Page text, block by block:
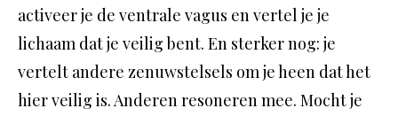
activeer je de ventrale vagus en vertel je je
lichaam dat je veilig bent. En sterker nog: je
vertelt andere zenuwstelsels om je heen dat het
hier veilig is. Anderen resoneren mee. Mocht je